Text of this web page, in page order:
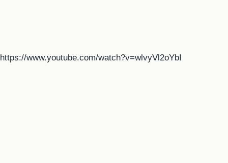
https://www.youtube.com/watch?v=wlvyVl2oYbI